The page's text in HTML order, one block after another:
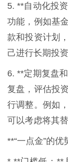
5. **自动化投
功能，例如基
款和投资计划
己进行长期投资
6. **定期复盘
复盘，评估投
行调整。例如
可以考虑将其
**“一点金”的优